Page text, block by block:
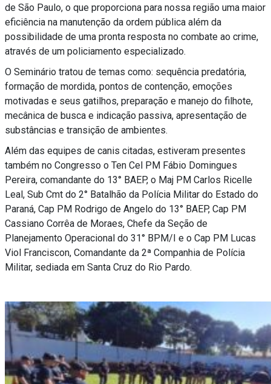
de São Paulo, o que proporciona para nossa região uma maior
eficiência na manutenção da ordem pública além da
possibilidade de uma pronta resposta no combate ao crime,
através de um policiamento especializado.
O Seminário tratou de temas como: sequência predatória,
formação de mordida, pontos de contenção, emoções
motivadas e seus gatilhos, preparação e manejo do filhote,
mecânica de busca e indicação passiva, apresentação de
substâncias e transição de ambientes.
Além das equipes de canis citadas, estiveram presentes
também no Congresso o Ten Cel PM Fábio Domingues
Pereira, comandante do 13° BAEP, o Maj PM Carlos Ricelle
Leal, Sub Cmt do 2° Batalhão da Polícia Militar do Estado do
Paraná, Cap PM Rodrigo de Angelo do 13° BAEP, Cap PM
Cassiano Corrêa de Moraes, Chefe da Seção de
Planejamento Operacional do 31° BPM/I e o Cap PM Lucas
Viol Franciscon, Comandante da 2ª Companhia de Polícia
Militar, sediada em Santa Cruz do Rio Pardo.